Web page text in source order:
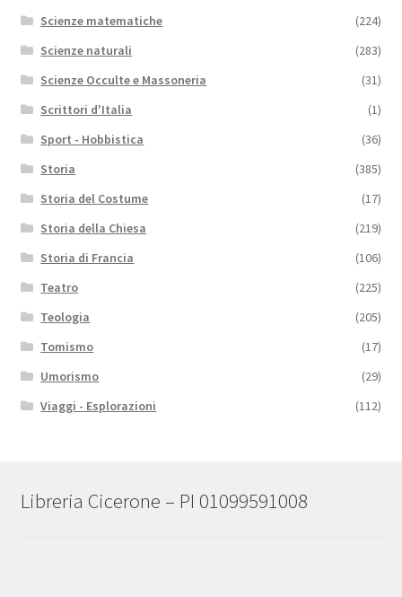
Scienze matematiche
(224)
Scienze naturali
(283)
Scienze Occulte e Massoneria
(31)
Scrittori d'Italia
(1)
Sport - Hobbistica
(36)
Storia
(385)
Storia del Costume
(17)
Storia della Chiesa
(219)
Storia di Francia
(106)
Teatro
(225)
Teologia
(205)
Tomismo
(17)
Umorismo
(29)
Viaggi - Esplorazioni
(112)
Libreria Cicerone – PI 01099591008